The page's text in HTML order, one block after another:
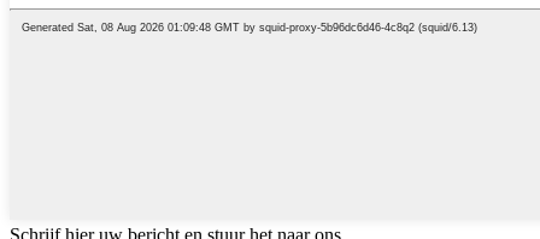
Schrijf hier uw bericht en stuur het naar ons